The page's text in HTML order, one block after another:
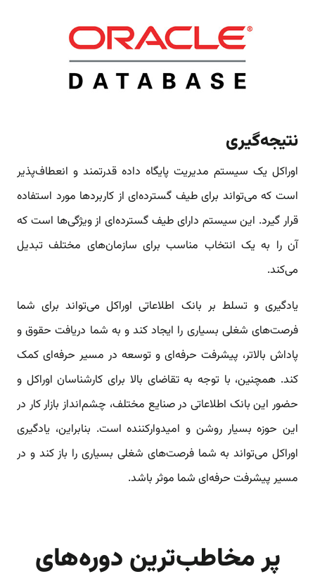
نتیجه‌گیری
اوراکل یک سیستم مدیریت پایگاه داده قدرتمند و انعطاف‌پذیر
است که می‌تواند برای طیف گسترده‌ای از کاربردها مورد استفاده
قرار گیرد. این سیستم دارای طیف گسترده‌ای از ویژگی‌ها است که
آن را به یک انتخاب مناسب برای سازمان‌های مختلف تبدیل
می‌کند.
یادگیری و تسلط بر بانک اطلاعاتی اوراکل می‌تواند برای شما
فرصت‌های شغلی بسیاری را ایجاد کند و به شما دریافت حقوق و
پاداش بالاتر، پیشرفت حرفه‌ای و توسعه در مسیر حرفه‌ای کمک
کند. همچنین، با توجه به تقاضای بالا برای کارشناسان اوراکل و
حضور این بانک اطلاعاتی در صنایع مختلف، چشم‌انداز بازار کار در
این حوزه بسیار روشن و امیدوارکننده است. بنابراین، یادگیری
اوراکل می‌تواند به شما فرصت‌های شغلی بسیاری را باز کند و در
مسیر پیشرفت حرفه‌ای شما موثر باشد.
پر مخاطب‌ترین دوره‌های